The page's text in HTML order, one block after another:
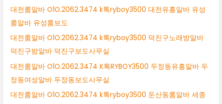
대전룸알바 O1O.2062.3474 k톡ryboy3500 대전유흥알바 유성
룸알바 유성룸보도
대전룸알바 O1O.2062.3474 k톡ryboy3500 덕진구노래방알바
덕진구밤알바 덕진구보도사무실
대전룸알바 O1O.2062.3474 K톡RYBOY3500 두정동유흥알바 두
정동여성알바 두정동보도사무실
대전룸알바 O1O.2062.3474 k톡ryboy3500 둔산동룸알바 세종